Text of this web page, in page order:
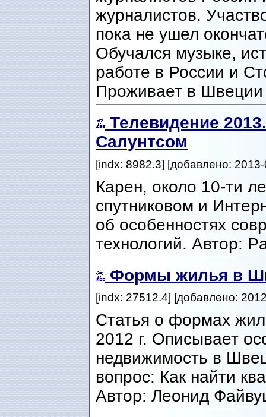
журналистов.
пока не ушел
Обучался музыке,
работе в России и
Проживает в Швеции
Телевидение
Салунтсом
[indx: 8982.3] [добавлено:
Карен, около 10-ти
спутниковом и
об особенностях
технологий. Автор:
Формы жилья в
[indx: 27512.4] [добавлено:
Статья о формах
2012 г. Описывает
недвижимость в
вопрос: Как найти
Автор: Леонид